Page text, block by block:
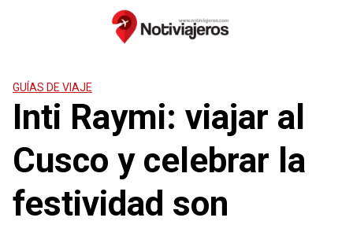
GUÍAS DE VIAJE
Inti Raymi: viajar al
Cusco y celebrar la
festividad son